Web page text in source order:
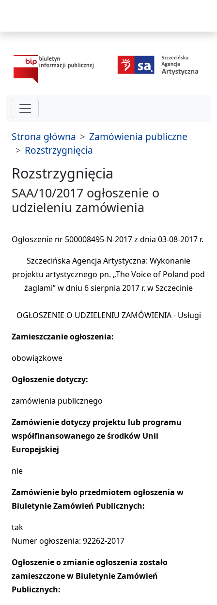
Strona główna
Zamówienia publiczne
Rozstrzygnięcia
Rozstrzygnięcia
SAA/10/2017 ogłoszenie o
udzieleniu zamówienia
Ogłoszenie nr 500008495-N-2017 z dnia 03-08-2017 r.
Szczecińska Agencja Artystyczna: Wykonanie
projektu artystycznego pn. „The Voice of Poland pod
żaglami” w dniu 6 sierpnia 2017 r. w Szczecinie
OGŁOSZENIE O UDZIELENIU ZAMÓWIENIA - Usługi
Zamieszczanie ogłoszenia:
obowiązkowe
Ogłoszenie dotyczy:
zamówienia publicznego
Zamówienie dotyczy projektu lub programu
współfinansowanego ze środków Unii
Europejskiej
nie
Zamówienie było przedmiotem ogłoszenia w
Biuletynie Zamówień Publicznych:
tak
Numer ogłoszenia: 92262-2017
Ogłoszenie o zmianie ogłoszenia zostało
zamieszczone w Biuletynie Zamówień
Publicznych: